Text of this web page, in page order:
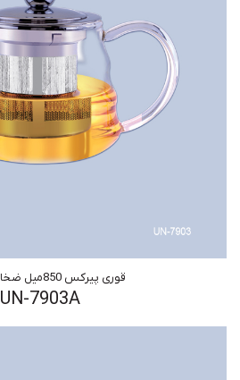
قوری پیرکس 850میل ضخامت 3میل
UN-7903A